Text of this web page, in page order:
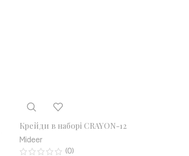
Крейди в наборі CRAYON-12
Mideer
(0)